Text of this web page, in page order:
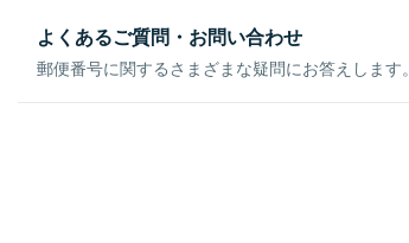
よくあるご質問・お問い合わせ
郵便番号に関するさまざまな疑問にお答えします。